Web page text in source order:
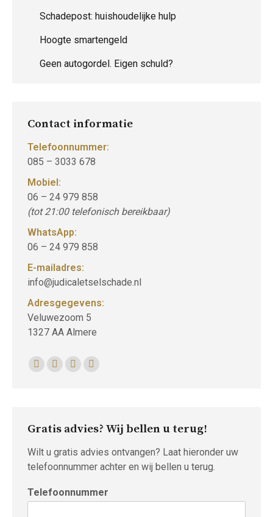
Schadepost: huishoudelijke hulp
Hoogte smartengeld
Geen autogordel. Eigen schuld?
Contact informatie
Telefoonnummer:
085 – 3033 678
Mobiel:
06 – 24 979 858
(tot 21:00 telefonisch bereikbaar)
WhatsApp:
06 – 24 979 858
E-mailadres:
info@judicaletselschade.nl
Adresgegevens:
Veluwezoom 5
1327 AA Almere
Vind ons op:
Facebook
new
window
Twitter
new
window
Linkedin
new
window
Instagram
new
window
Gratis advies? Wij bellen u terug!
Wilt u gratis advies ontvangen? Laat hieronder uw
telefoonnummer achter en wij bellen u terug.
Telefoonnummer